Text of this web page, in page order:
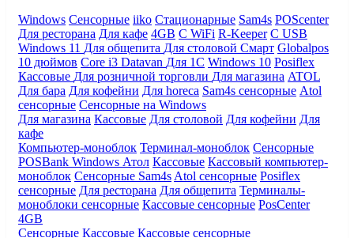
Windows Сенсорные iiko Стационарные Sam4s POScenter
Для ресторана Для кафе 4GB С WiFi R-Keeper С USB
Windows 11 Для общепита Для столовой Смарт Globalpos
10 дюймов Core i3 Datavan Для 1С Windows 10 Posiflex
Кассовые Для розничной торговли Для магазина ATOL
Для бара Для кофейни Для horeca Sam4s сенсорные Atol
сенсорные Сенсорные на Windows
Для магазина Кассовые Для столовой Для кофейни Для
кафе
Компьютер-моноблок Терминал-моноблок Сенсорные
POSBank Windows Атол Кассовые Кассовый компьютер-
моноблок Сенсорные Sam4s Atol сенсорные Posiflex
сенсорные Для ресторана Для общепита Терминалы-
моноблоки сенсорные Кассовые сенсорные PosCenter
4GB
Сенсорные Кассовые Кассовые сенсорные